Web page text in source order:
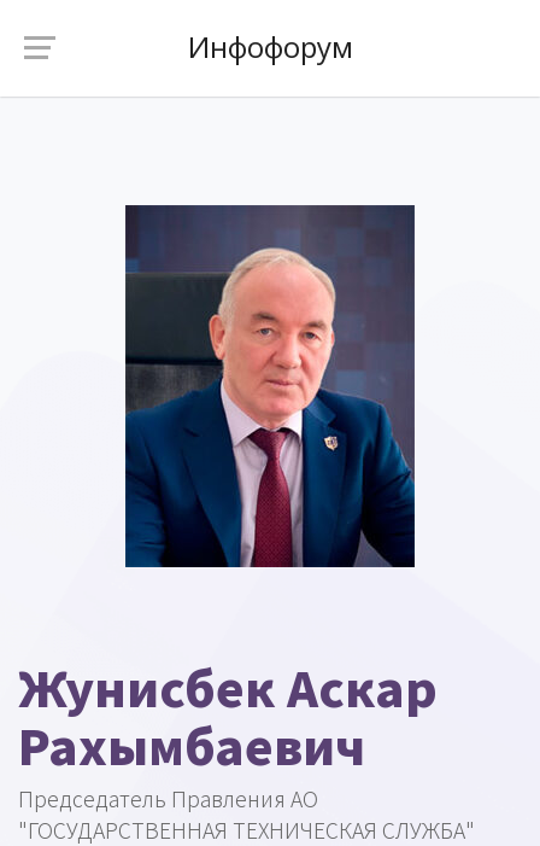
Инфофорум
Жунисбек Аскар
Рахымбаевич
Председатель Правления АО
"ГОСУДАРСТВЕННАЯ ТЕХНИЧЕСКАЯ СЛУЖБА"